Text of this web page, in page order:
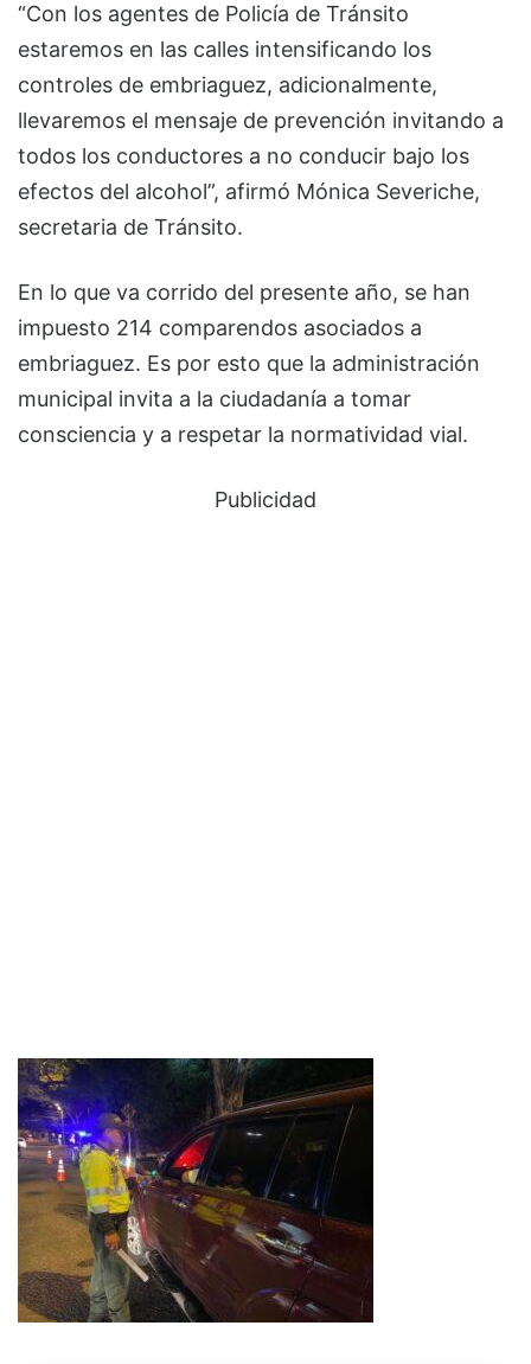
“Con los agentes de Policía de Tránsito
estaremos en las calles intensificando los
controles de embriaguez, adicionalmente,
llevaremos el mensaje de prevención invitando a
todos los conductores a no conducir bajo los
efectos del alcohol”, afirmó Mónica Severiche,
secretaria de Tránsito.
En lo que va corrido del presente año, se han
impuesto 214 comparendos asociados a
embriaguez. Es por esto que la administración
municipal invita a la ciudadanía a tomar
consciencia y a respetar la normatividad vial.
Publicidad